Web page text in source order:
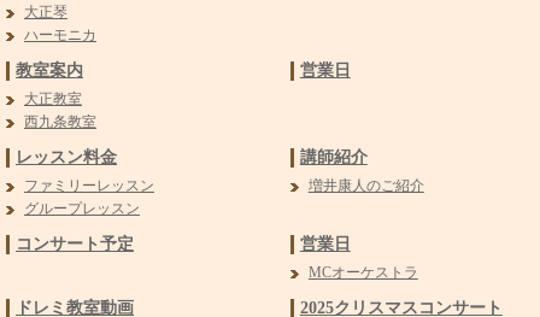
大正琴
ハーモニカ
教室案内
大正教室
西九条教室
営業日
レッスン料金
ファミリーレッスン
グループレッスン
講師紹介
増井康人のご紹介
コンサート予定 営業日
MCオーケストラ
ドレミ教室動画 2025クリスマスコンサート